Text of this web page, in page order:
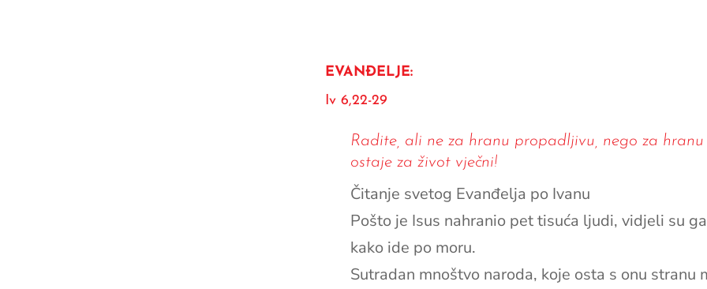
EVANĐELJE:
Iv 6,22-29
Radite, ali ne za hranu propadljivu, nego za
ostaje za život vječni!
Čitanje svetog Evanđelja po Ivanu
Pošto je Isus nahranio pet tisuća ljudi, vidjeli su
kako ide po moru.
Sutradan mnoštvo naroda, koje osta s onu stranu